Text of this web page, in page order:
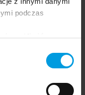
podczas
m.in. z
seksuologii
w
nastroju.